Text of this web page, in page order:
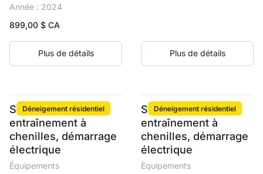
Année : 2024
899,00 $ CA
Plus de détails Plus de détails
Déneigement résidentiel
Souffleuse 32 po,
entraînement à
chenilles, démarrage
électrique
Équipements
Déneigement résidentiel
Souffleuse 24 po,
entraînement à
chenilles, démarrage
électrique
Équipements